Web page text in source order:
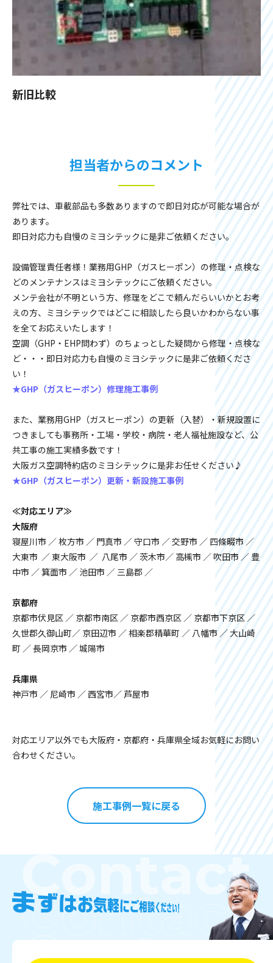
新旧比較
担当者からのコメント
弊社では、車載部品も多数ありますので即日対応が可能な場合が
あります。
即日対応力も自慢のミヨシテックに是非ご依頼ください。
設備管理責任者様！業務用GHP（ガスヒーポン）の修理・点検な
どのメンテナンスはミヨシテックにご依頼ください。
メンテ会社が不明という方、修理をどこで頼んだらいいかとお考
えの方、ミヨシテックではどこに相談したら良いかわからない事
を全てお応えいたします！
空調（GHP・EHP問わず）のちょっとした疑問から修理・点検な
ど・・・即日対応力も自慢のミヨシテックに是非ご依頼くださ
い！
★GHP（ガスヒーポン）修理施工事例
また、業務用GHP（ガスヒーポン）の更新（入替）・新規設置に
つきましても事務所・工場・学校・病院・老人福祉施設など、公
共工事の施工実績多数です！
大阪ガス空調特約店のミヨシテックに是非お任せください♪
★GHP（ガスヒーポン）更新・新設施工事例
≪対応エリア≫
大阪府
寝屋川市 ／ 枚方市 ／ 門真市 ／ 守口市 ／ 交野市 ／ 四條畷市 ／
大東市 ／ 東大阪市 ／ 八尾市 ／ 茨木市／ 高槻市 ／ 吹田市 ／ 豊
中市 ／ 箕面市 ／ 池田市 ／ 三島郡 ／
京都府
京都市伏見区 ／ 京都市南区 ／ 京都市西京区 ／ 京都市下京区 ／
久世郡久御山町／ 京田辺市 ／ 相楽郡精華町 ／ 八幡市 ／ 大山崎
町 ／ 長岡京市 ／ 城陽市
兵庫県
神戸市 ／ 尼崎市 ／ 西宮市／ 芦屋市
対応エリア以外でも大阪府・京都府・兵庫県全域お気軽にお問い
合わせください。
施工事例一覧に戻る